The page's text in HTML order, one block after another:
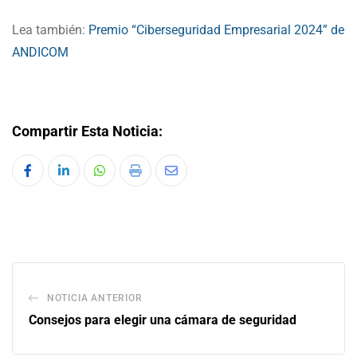
Lea también: Premio “Ciberseguridad Empresarial 2024” de
ANDICOM
Compartir Esta Noticia:
NOTICIA ANTERIOR
Consejos para elegir una cámara de seguridad